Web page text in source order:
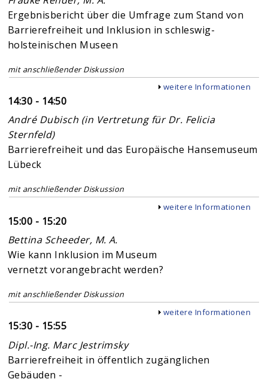
Ergebnisbericht über die Umfrage zum Stand von
Barrierefreiheit und Inklusion in schleswig-
holsteinischen Museen
mit anschließender Diskussion
Anzeigen
weitere Informationen
14:30 - 14:50
André Dubisch (in Vertretung für Dr. Felicia
Sternfeld)
Barrierefreiheit und das Europäische Hansemuseum
Lübeck
mit anschließender Diskussion
Anzeigen
weitere Informationen
15:00 - 15:20
Bettina Scheeder, M. A.
Wie kann Inklusion im Museum
vernetzt vorangebracht werden?
mit anschließender Diskussion
Anzeigen
weitere Informationen
15:30 - 15:55
Dipl.-Ing. Marc Jestrimsky
Barrierefreiheit in öffentlich zugänglichen
Gebäuden -